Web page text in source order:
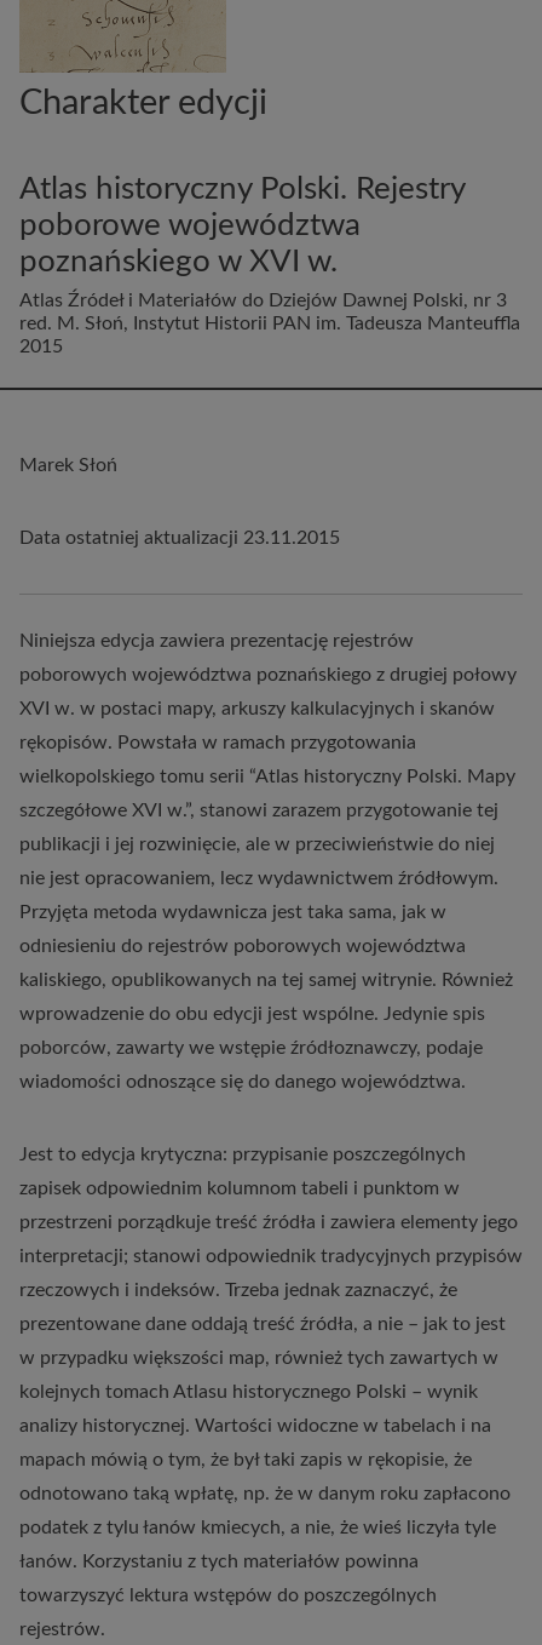
Charakter edycji
Atlas historyczny Polski. Rejestry
poborowe województwa
poznańskiego w XVI w.
Atlas Źródeł i Materiałów do Dziejów Dawnej Polski, nr 3
red. M. Słoń, Instytut Historii PAN im. Tadeusza Manteuffla
2015
Marek Słoń
Data ostatniej aktualizacji 23.11.2015
Niniejsza edycja zawiera prezentację rejestrów
poborowych województwa poznańskiego z drugiej połowy
XVI w. w postaci mapy, arkuszy kalkulacyjnych i skanów
rękopisów. Powstała w ramach przygotowania
wielkopolskiego tomu serii “Atlas historyczny Polski. Mapy
szczegółowe XVI w.”, stanowi zarazem przygotowanie tej
publikacji i jej rozwinięcie, ale w przeciwieństwie do niej
nie jest opracowaniem, lecz wydawnictwem źródłowym.
Przyjęta metoda wydawnicza jest taka sama, jak w
odniesieniu do rejestrów poborowych województwa
kaliskiego, opublikowanych na tej samej witrynie. Również
wprowadzenie do obu edycji jest wspólne. Jedynie spis
poborców, zawarty we wstępie źródłoznawczy, podaje
wiadomości odnoszące się do danego województwa.
Jest to edycja krytyczna: przypisanie poszczególnych
zapisek odpowiednim kolumnom tabeli i punktom w
przestrzeni porządkuje treść źródła i zawiera elementy jego
interpretacji; stanowi odpowiednik tradycyjnych przypisów
rzeczowych i indeksów. Trzeba jednak zaznaczyć, że
prezentowane dane oddają treść źródła, a nie – jak to jest
w przypadku większości map, również tych zawartych w
kolejnych tomach Atlasu historycznego Polski – wynik
analizy historycznej. Wartości widoczne w tabelach i na
mapach mówią o tym, że był taki zapis w rękopisie, że
odnotowano taką wpłatę, np. że w danym roku zapłacono
podatek z tylu łanów kmiecych, a nie, że wieś liczyła tyle
łanów. Korzystaniu z tych materiałów powinna
towarzyszyć lektura wstępów do poszczególnych
rejestrów.